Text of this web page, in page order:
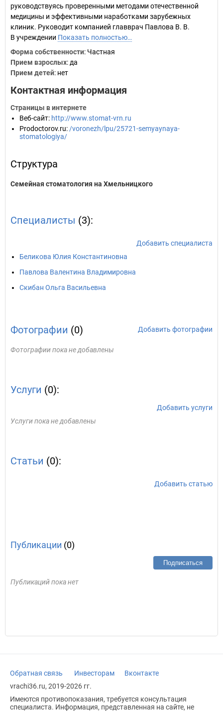
руководствуясь проверенными методами отечественной
медицины и эффективными наработками зарубежных
клиник. Руководит компанией главврач Павлова В. В.
В учреждении Показать полностью…
Форма собственности: Частная
Прием взрослых: да
Прием детей: нет
Контактная информация
Страницы в интернете
Веб-сайт: http://www.stomat-vrn.ru
Prodoctorov.ru: /voronezh/lpu/25721-semyaynaya-
stomatologiya/
Структура
Семейная стоматология на Хмельницкого
Специалисты (3):
Добавить специалиста
Беликова Юлия Константиновна
Павлова Валентина Владимировна
Скибан Ольга Васильевна
Фотографии (0) Добавить фотографии
Фотографии пока не добавлены
Услуги (0):
Добавить услуги
Услуги пока не добавлены
Статьи (0):
Добавить статью
Публикации (0)
Подписаться
Публикаций пока нет
Обратная связь Инвесторам
Вконтакте
vrachi36.ru, 2019-2026 гг.
Имеются противопоказания, требуется консультация
специалиста. Информация, представленная на сайте, не